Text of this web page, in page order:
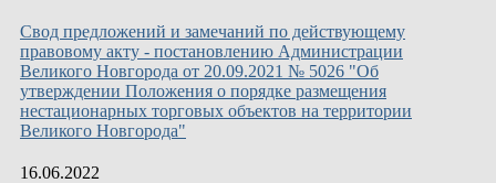
Свод предложений и замечаний по действующему
правовому акту - постановлению Администрации
Великого Новгорода от 20.09.2021 № 5026 "Об
утверждении Положения о порядке размещения
нестационарных торговых объектов на территории
Великого Новгорода"
16.06.2022